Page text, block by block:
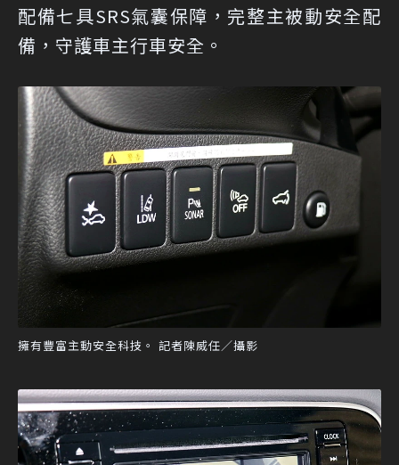
配備七具SRS氣囊保障，完整主被動安全配
備，守護車主行車安全。
擁有豐富主動安全科技。 記者陳威任／攝影